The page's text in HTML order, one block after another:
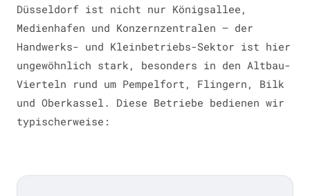
Düsseldorf ist nicht nur Königsallee,
Medienhafen und Konzernzentralen — der
Handwerks- und Kleinbetriebs-Sektor ist hier
ungewöhnlich stark, besonders in den Altbau-
Vierteln rund um Pempelfort, Flingern, Bilk
und Oberkassel. Diese Betriebe bedienen wir
typischerweise: